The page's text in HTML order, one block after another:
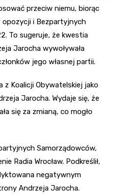
przeciw niemu, biorąc
opozycji i Bezpartyjnych
To sugeruje, że kwestia
Jarocha wywoływała
jego własnej partii.
z Koalicji Obywatelskiej jako
Jarocha. Wydaje się, że
się za zmianą, co mogło
Samorządowców,
Radia Wrocław. Podkreślił,
negatywnym
Andrzeja Jarocha.